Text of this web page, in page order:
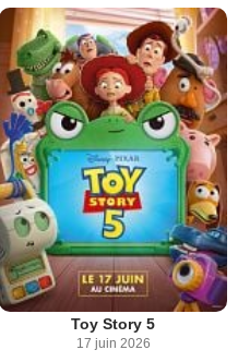
Toy Story 5
17 juin 2026